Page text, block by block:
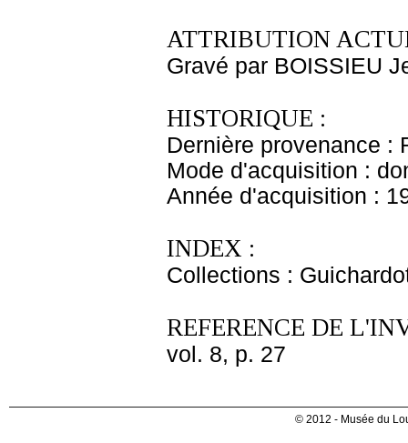
ATTRIBUTION
Gravé par BOISSIEU
HISTORIQUE :
Dernière provenance :
Mode d'acquisition :
Année d'acquisition :
INDEX :
Collections :
REFERENCE DE
vol. 8, p. 27
© 2012 - Musée du